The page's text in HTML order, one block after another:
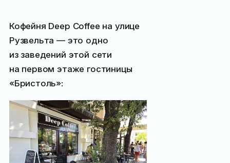
Кофейня Deep Coffee на улице
Рузвельта — это одно
из заведений этой сети
на первом этаже гостиницы
«Бристоль»: